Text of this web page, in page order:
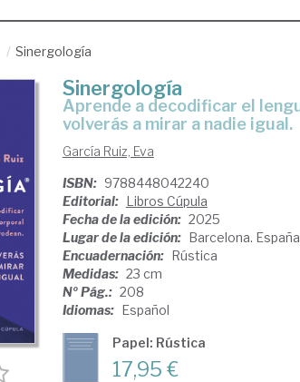
Sinergología
Sinergología
Aprende a decodificar el lenguaje corporal de quienes te rodean. No
volverás a mirar a nadie igual.
García Ruiz, Eva
ISBN: 9788448042240
Editorial: Libros Cúpula
Fecha de la edición: 2025
Lugar de la edición: Barcelona. España
Encuadernación: Rústica
Medidas: 23 cm
Nº Pág.: 208
Idiomas: Español
Papel: Rústica
17,95 €